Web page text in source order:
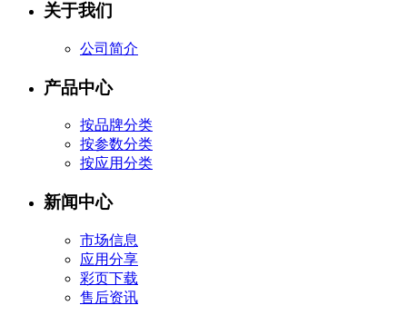
关于我们
公司简介
产品中心
按品牌分类
按参数分类
按应用分类
新闻中心
市场信息
应用分享
彩页下载
售后资讯